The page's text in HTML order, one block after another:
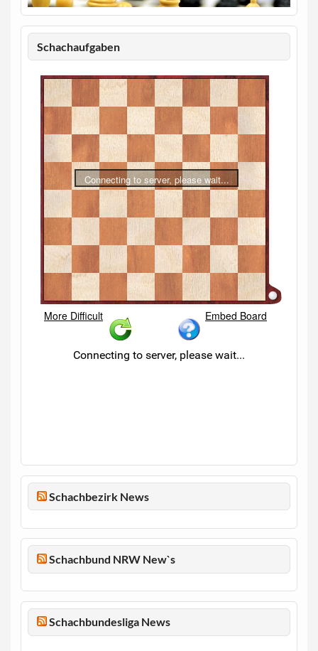
Schachaufgaben
Schachbezirk News
Schachbund NRW New`s
Schachbundesliga News